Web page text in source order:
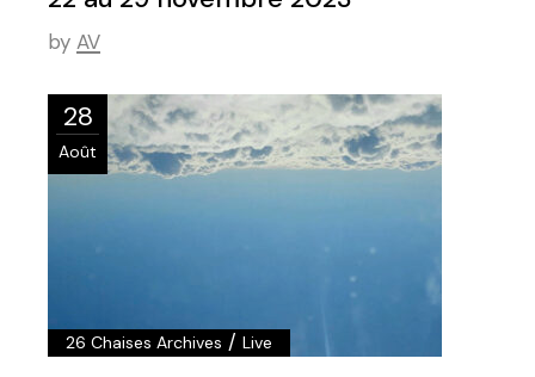
by AV
28
Août
26 Chaises Archives /Live